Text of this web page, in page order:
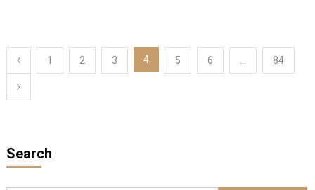
Paginasi
pos
1 2 3 4 5 6 84
Search